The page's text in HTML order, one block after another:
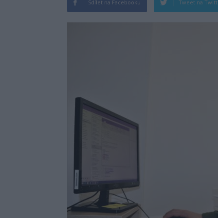
Sdílet na Facebooku Tweet na